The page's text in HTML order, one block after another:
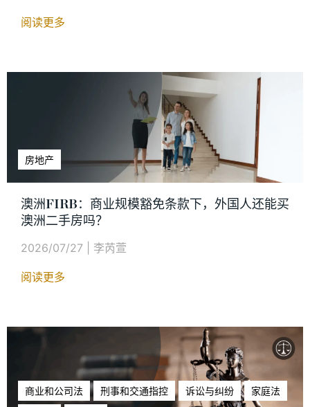
阅读更多
房地产
澳洲FIRB：商业规模豁免条款下，外国人还能买
澳洲二手房吗？
2026/07/27 李芮萱
阅读更多
商业和公司法 刑事和交通指控 诉讼与纠纷
家庭法